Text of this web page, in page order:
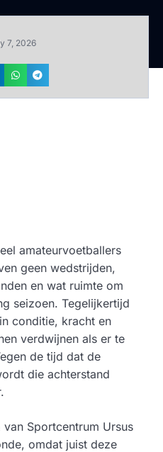
7, 2026
amateurvoetballers
geen wedstrijden,
en wat ruimte om
seizoen. Tegelijkertijd
conditie, kracht en
verdwijnen als er te
de tijd dat de
die achterstand
Sportcentrum Ursus
omdat juist deze